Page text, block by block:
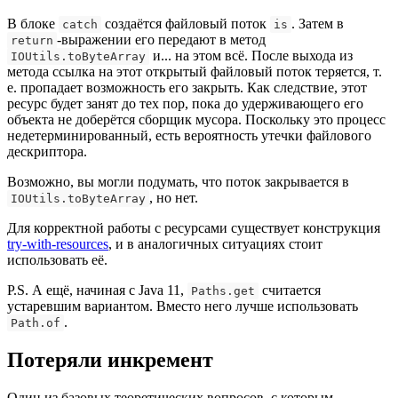
В блоке catch создаётся файловый поток is . Затем в
return -выражении его передают в метод
IOUtils.toByteArray и... на этом всё. После выхода из
метода ссылка на этот открытый файловый поток теряется, т.
е. пропадает возможность его закрыть. Как следствие, этот
ресурс будет занят до тех пор, пока до удерживающего его
объекта не доберётся сборщик мусора. Поскольку это процесс
недетерминированный, есть вероятность утечки файлового
дескриптора.
Возможно, вы могли подумать, что поток закрывается в
IOUtils.toByteArray , но нет.
Для корректной работы с ресурсами существует конструкция
try-with-resources, и в аналогичных ситуациях стоит
использовать её.
P.S. А ещё, начиная с Java 11,
Paths.get считается
устаревшим вариантом. Вместо него лучше использовать
Path.of .
Потеряли инкремент